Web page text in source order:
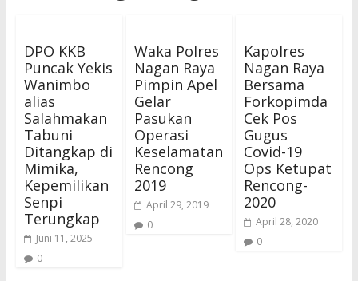
DPO KKB
Puncak Yekis
Wanimbo
alias
Salahmakan
Tabuni
Ditangkap di
Mimika,
Kepemilikan
Senpi
Terungkap
Juni 11, 2025
0
Waka Polres
Nagan Raya
Pimpin Apel
Gelar
Pasukan
Operasi
Keselamatan
Rencong
2019
April 29, 2019
0
Kapolres
Nagan Raya
Bersama
Forkopimda
Cek Pos
Gugus
Covid-19
Ops Ketupat
Rencong-
2020
April 28, 2020
0